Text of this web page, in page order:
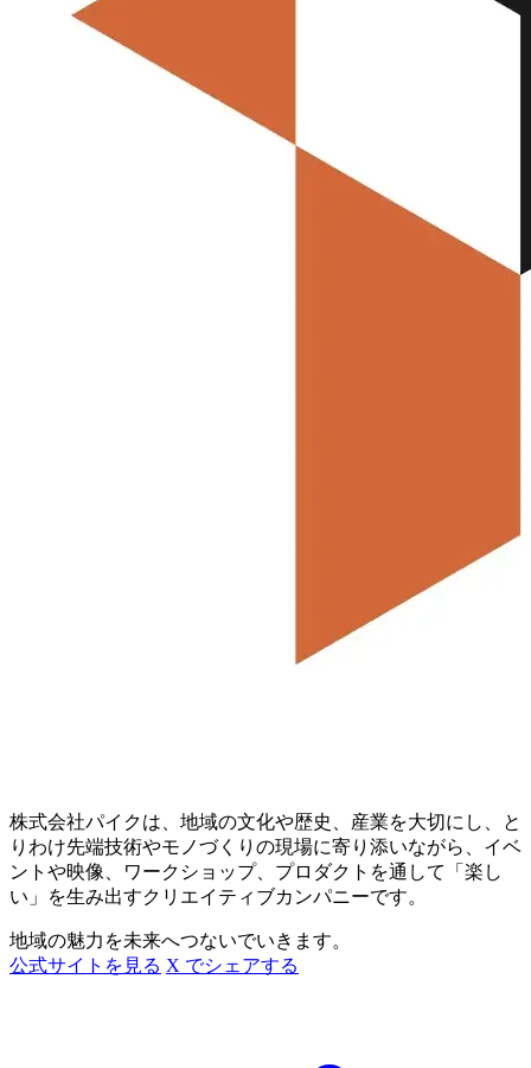
株式会社パイクは、地域の文化や歴史、産業を大切にし、と
りわけ先端技術やモノづくりの現場に寄り添いながら、イベ
ントや映像、ワークショップ、プロダクトを通して「楽し
い」を生み出すクリエイティブカンパニーです。
地域の魅力を未来へつないでいきます。
公式サイトを見る X でシェアする